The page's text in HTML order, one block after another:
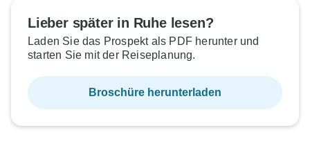
Lieber später in Ruhe lesen?
Laden Sie das Prospekt als PDF herunter und
starten Sie mit der Reiseplanung.
Broschüre herunterladen